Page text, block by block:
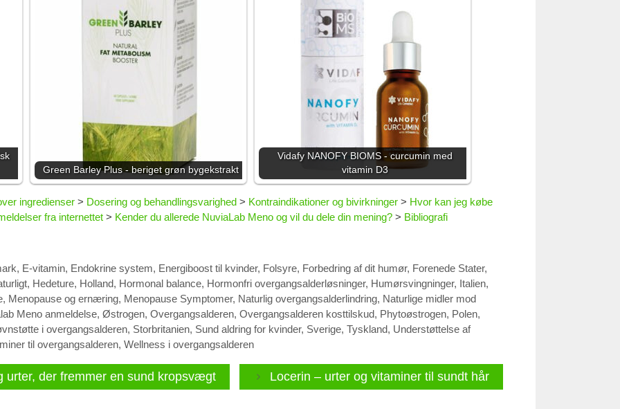
Green Barley Plus - beriget grøn bygekstrakt
Vidafy NANOFY BIOMS - curcumin med
vitamin D3
ingredienser > Dosering og behandlingsvarighed > Kontraindikationer og bivirkninger > Hvor kan jeg købe
fra internettet > Kender du allerede NuviaLab Meno og vil du dele din mening? > Bibliografi
, E-vitamin, Endokrine system, Energiboost til kvinder, Folsyre, Forbedring af dit humør, Forenede Stater,
, Hedeture, Holland, Hormonal balance, Hormonfri overgangsalderløsninger, Humørsvingninger, Italien,
, Menopause og ernæring, Menopause Symptomer, Naturlig overgangsalderlindring, Naturlige midler mod
Meno anmeldelse, Østrogen, Overgangsalderen, Overgangsalderen kosttilskud, Phytoøstrogen, Polen,
i overgangsalderen, Storbritanien, Sund aldring for kvinder, Sverige, Tyskland, Understøttelse af
til overgangsalderen, Wellness i overgangsalderen
urter, der fremmer en sund kropsvægt Locerin – urter og vitaminer til sundt hår